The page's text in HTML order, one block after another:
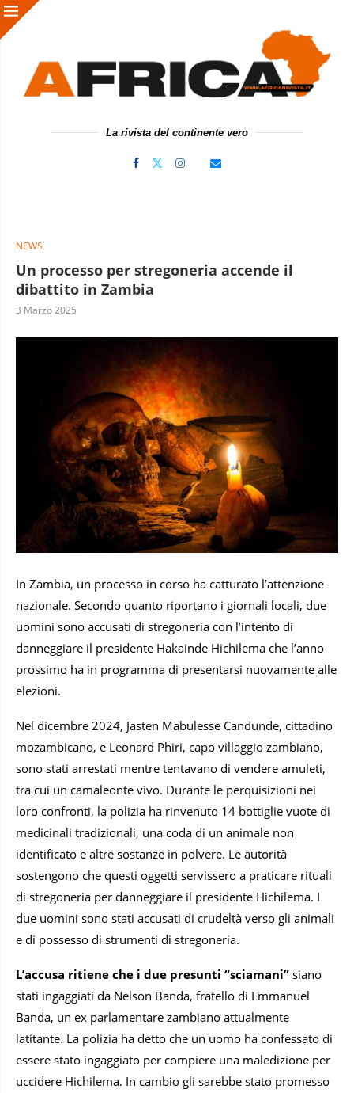
La rivista del continente vero
NEWS
Un processo per stregoneria accende il
dibattito in Zambia
3 Marzo 2025
In Zambia, un processo in corso ha catturato l’attenzione
nazionale. Secondo quanto riportano i giornali locali, due
uomini sono accusati di stregoneria con l’intento di
danneggiare il presidente Hakainde Hichilema che l’anno
prossimo ha in programma di presentarsi nuovamente alle
elezioni.
Nel dicembre 2024, Jasten Mabulesse Candunde, cittadino
mozambicano, e Leonard Phiri, capo villaggio zambiano,
sono stati arrestati mentre tentavano di vendere amuleti,
tra cui un camaleonte vivo. Durante le perquisizioni nei
loro confronti, la polizia ha rinvenuto 14 bottiglie vuote di
medicinali tradizionali, una coda di un animale non
identificato e altre sostanze in polvere. Le autorità
sostengono che questi oggetti servissero a praticare rituali
di stregoneria per danneggiare il presidente Hichilema. I
due uomini sono stati accusati di crudeltà verso gli animali
e di possesso di strumenti di stregoneria.
L’accusa ritiene che i due presunti “sciamani” siano
stati ingaggiati da Nelson Banda, fratello di Emmanuel
Banda, un ex parlamentare zambiano attualmente
latitante. La polizia ha detto che un uomo ha confessato di
essere stato ingaggiato per compiere una maledizione per
uccidere Hichilema. In cambio gli sarebbe stato promesso